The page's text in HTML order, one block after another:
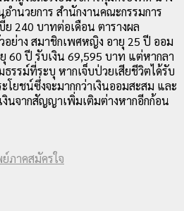
ำนวยการ สำนักงานคณะกรรมการ
ย 240 บาทต่อเดือน ตารางผล
ย่าง สมาชิกเพศหญิง อายุ 25 ปี ออม
60 ปี รับเงิน 69,595 บาท แต่หากลา
รรม์ที่ระบุ หากเจ็บป่วยเสียชีวิตได้รับ
โยชน์ซึ่งจะมากกว่าเงินออมสะสม และ
นจากสัญญาเพิ่มเติมต่างหากอีกก้อน
ภาคสมัครใจ